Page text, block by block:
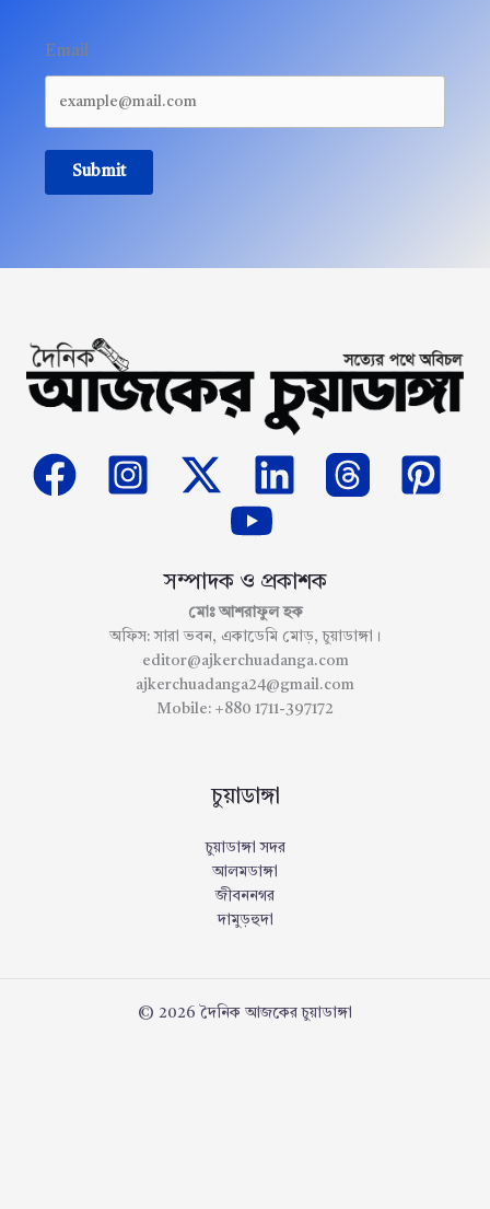
Email
Submit
সম্পাদক ও প্রকাশক
মোঃ আশরাফুল হক
অফিস: সারা ভবন, একাডেমি মোড়, চুয়াডাঙ্গা।
editor@ajkerchuadanga.com
ajkerchuadanga24@gmail.com
Mobile: +880 1711-397172
চুয়াডাঙ্গা
চুয়াডাঙ্গা সদর
আলমডাঙ্গা
জীবননগর
দামুড়হুদা
© 2026 দৈনিক আজকের চুয়াডাঙ্গা